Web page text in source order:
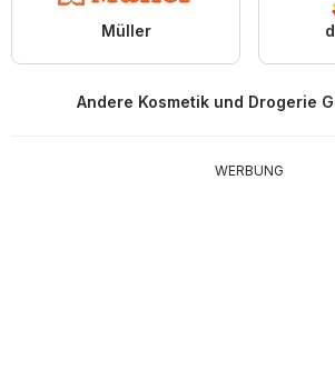
Müller
Andere Kosmetik und Drogerie
WERBUNG